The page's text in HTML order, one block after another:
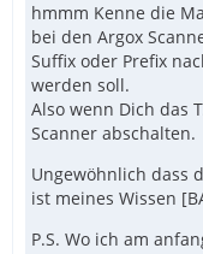
hmmm Kenne die
bei den Argox
Suffix oder Prefix
werden soll.
Also wenn Dich das
Scanner abschalten.
Ungewöhnlich dass
ist meines Wissen
P.S. Wo ich am